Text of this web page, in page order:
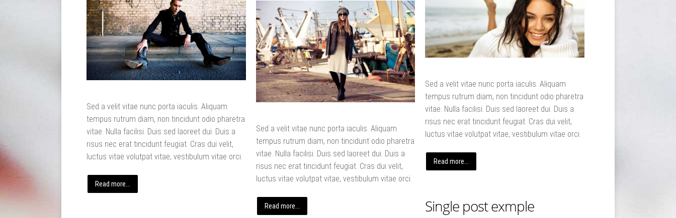
Sed a velit vitae nunc porta iaculis. Aliquam
tempus rutrum diam, non tincidunt odio pharetra
vitae. Nulla facilisi. Duis sed laoreet dui. Duis a
risus nec erat tincidunt feugiat. Cras dui velit,
luctus vitae volutpat vitae, vestibulum vitae orci.
Read more...
Sed a velit vitae nunc porta iaculis. Aliquam
tempus rutrum diam, non tincidunt odio pharetra
vitae. Nulla facilisi. Duis sed laoreet dui. Duis a
risus nec erat tincidunt feugiat. Cras dui velit,
luctus vitae volutpat vitae, vestibulum vitae orci.
Read more...
Sed a velit vitae nunc porta iaculis. Aliquam
tempus rutrum diam, non tincidunt odio pharetra
vitae. Nulla facilisi. Duis sed laoreet dui. Duis a
risus nec erat tincidunt feugiat. Cras dui velit,
luctus vitae volutpat vitae, vestibulum vitae orci.
Read more...
Single post exmple